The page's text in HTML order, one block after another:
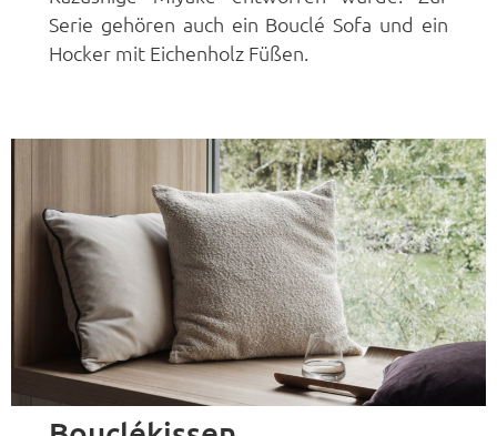
Serie gehören auch ein Bouclé Sofa und ein
Hocker mit Eichenholz Füßen.